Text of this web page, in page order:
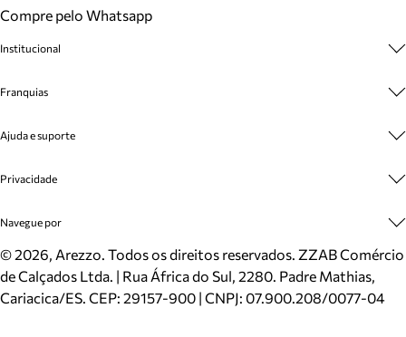
Compre pelo Whatsapp
Institucional
Cashback
Venda Corporativa
Mapa do Site
Inverno
Mundo Arezzo
Franquias
Plano de Negócio
Ajuda e suporte
Cadastro
Meus Pedidos
Trocas e Devoluções
Cartão Presente
Localizador de lojas
Privacidade
Politica e Privacidade
Navegue por
Sapatos
Bolsas
Scarpins
©2026, Arezzo. Todos os direitos reservados. ZZAB Comércio
de Calçados Ltda. | Rua África do Sul, 2280. Padre Mathias,
Cariacica/ES. CEP: 29157-900 | CNPJ: 07.900.208/0077-04